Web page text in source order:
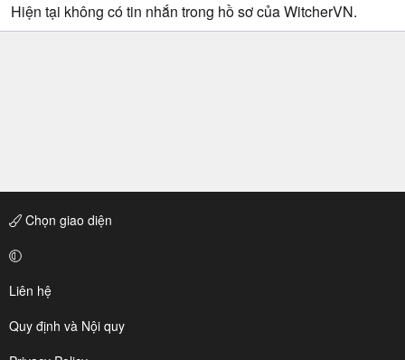
Hiện tại không có tin nhắn trong hồ sơ của WitcherVN.
Chọn giao diện
Liên hệ
Quy định và Nội quy